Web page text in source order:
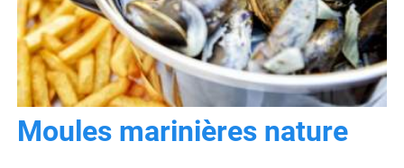
Moules marinières nature